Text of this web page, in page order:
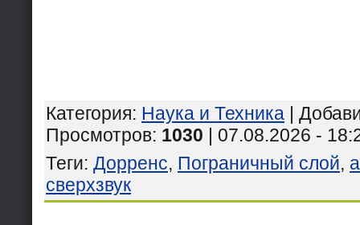
Категория: Наука и Техника |
Просмотров: 1030 | 07.08.2026 -
Теги: Дорренс, Пограничный слой,
сверхзвук